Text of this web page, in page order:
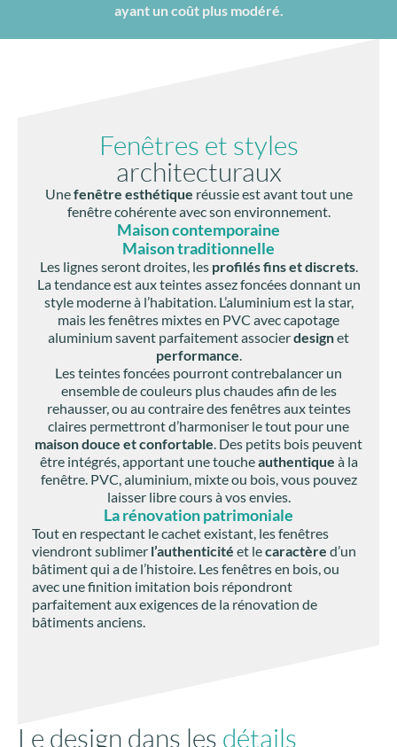
ayant un coût plus modéré.
Fenêtres et styles
architecturaux
Unefenêtre esthétique réussie est avant tout une
fenêtre cohérente avec son environnement.
Maison contemporaine
Maison traditionnelle
Les lignes seront droites, les profilés fins et discrets.
La tendance est aux teintes assez foncées donnant un
style moderne à l’habitation. L’aluminium est la star,
mais les fenêtres mixtes en PVC avec capotage
aluminium savent parfaitement associerdesignet
performance.
Les teintes foncées pourront contrebalancer un
ensemble de couleurs plus chaudes afin de les
rehausser, ou au contraire des fenêtres aux teintes
claires permettront d’harmoniser le tout pour une
maison douce et confortable. Des petits bois peuvent
être intégrés, apportant une toucheauthentique à la
fenêtre. PVC, aluminium, mixte ou bois, vous pouvez
laisser libre cours à vos envies.
La rénovation patrimoniale
Tout en respectant le cachet existant, les fenêtres
viendront sublimer l’authenticité et lecaractère d’un
bâtiment qui a de l’histoire. Les fenêtres en bois, ou
avec une finition imitation bois répondront
parfaitement aux exigences de la rénovation de
bâtiments anciens.
Le design dans les détails